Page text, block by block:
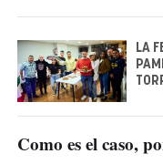
LA
Como es el caso,